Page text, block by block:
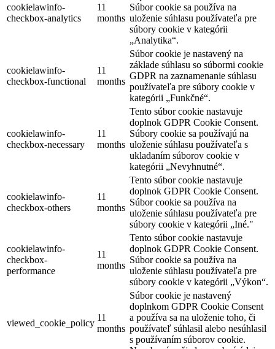
cookielawinfo-
checkbox-analytics
11
months
Súbor cookie sa používa na
uloženie súhlasu používateľa pre
súbory cookie v kategórii
„Analytika“.
cookielawinfo-
checkbox-functional
11
months
Súbor cookie je nastavený na
základe súhlasu so súbormi cookie
GDPR na zaznamenanie súhlasu
používateľa pre súbory cookie v
kategórii „Funkčné“.
cookielawinfo-
checkbox-necessary
11
months
Tento súbor cookie nastavuje
doplnok GDPR Cookie Consent.
Súbory cookie sa používajú na
uloženie súhlasu používateľa s
ukladaním súborov cookie v
kategórii „Nevyhnutné“.
cookielawinfo-
checkbox-others
11
months
Tento súbor cookie nastavuje
doplnok GDPR Cookie Consent.
Súbor cookie sa používa na
uloženie súhlasu používateľa pre
súbory cookie v kategórii „Iné."
cookielawinfo-
checkbox-
performance
11
months
Tento súbor cookie nastavuje
doplnok GDPR Cookie Consent.
Súbor cookie sa používa na
uloženie súhlasu používateľa pre
súbory cookie v kategórii „Výkon“.
viewed_cookie_policy
11
months
Súbor cookie je nastavený
doplnkom GDPR Cookie Consent
a používa sa na uloženie toho, či
používateľ súhlasil alebo nesúhlasil
s používaním súborov cookie.